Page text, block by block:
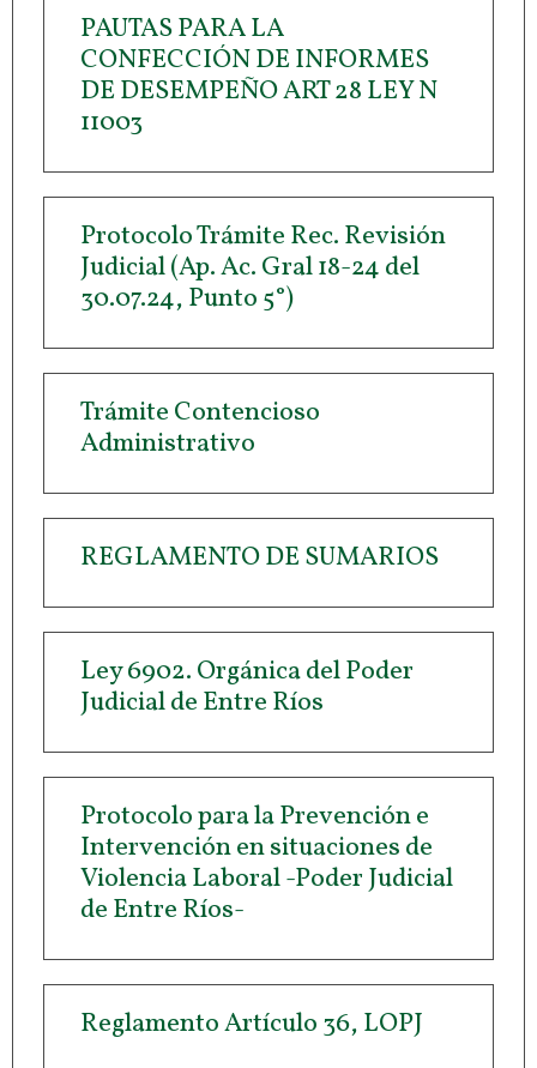
PAUTAS PARA LA
CONFECCIÓN DE INFORMES
DE DESEMPEÑO ART 28 LEY N
11003
Protocolo Trámite Rec. Revisión
Judicial (Ap. Ac. Gral 18-24 del
30.07.24, Punto 5°)
Trámite Contencioso
Administrativo
REGLAMENTO DE SUMARIOS
Ley 6902. Orgánica del Poder
Judicial de Entre Ríos
Protocolo para la Prevención e
Intervención en situaciones de
Violencia Laboral -Poder Judicial
de Entre Ríos-
Reglamento Artículo 36, LOPJ